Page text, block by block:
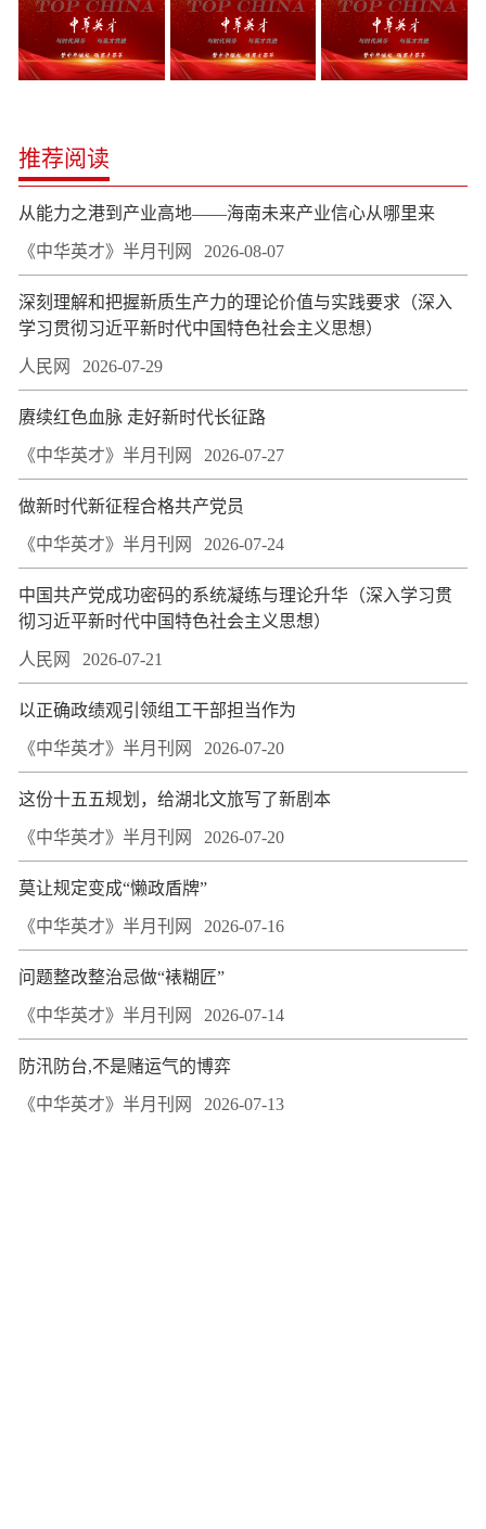
推荐阅读
从能力之港到产业高地——海南未来产业信心从哪里来
《中华英才》半月刊网 2026-08-07
深刻理解和把握新质生产力的理论价值与实践要求（深入
学习贯彻习近平新时代中国特色社会主义思想）
人民网 2026-07-29
赓续红色血脉 走好新时代长征路
《中华英才》半月刊网 2026-07-27
做新时代新征程合格共产党员
《中华英才》半月刊网 2026-07-24
中国共产党成功密码的系统凝练与理论升华（深入学习贯
彻习近平新时代中国特色社会主义思想）
人民网 2026-07-21
以正确政绩观引领组工干部担当作为
《中华英才》半月刊网 2026-07-20
这份十五五规划，给湖北文旅写了新剧本
《中华英才》半月刊网 2026-07-20
莫让规定变成“懒政盾牌”
《中华英才》半月刊网 2026-07-16
问题整改整治忌做“裱糊匠”
《中华英才》半月刊网 2026-07-14
防汛防台,不是赌运气的博弈
《中华英才》半月刊网 2026-07-13